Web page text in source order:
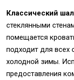
Классический
стеклянными
помещается
подходит для всех
холодной зимы.
предоставления